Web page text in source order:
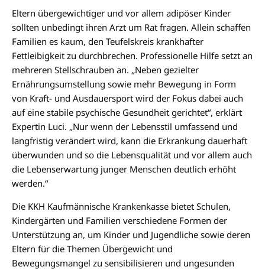
Eltern übergewichtiger und vor allem adipöser Kinder
sollten unbedingt ihren Arzt um Rat fragen. Allein schaffen
Familien es kaum, den Teufelskreis krankhafter
Fettleibigkeit zu durchbrechen. Professionelle Hilfe setzt an
mehreren Stellschrauben an. „Neben gezielter
Ernährungsumstellung sowie mehr Bewegung in Form
von Kraft- und Ausdauersport wird der Fokus dabei auch
auf eine stabile psychische Gesundheit gerichtet“, erklärt
Expertin Luci. „Nur wenn der Lebensstil umfassend und
langfristig verändert wird, kann die Erkrankung dauerhaft
überwunden und so die Lebensqualität und vor allem auch
die Lebenserwartung junger Menschen deutlich erhöht
werden.“
Die KKH Kaufmännische Krankenkasse bietet Schulen,
Kindergärten und Familien verschiedene Formen der
Unterstützung an, um Kinder und Jugendliche sowie deren
Eltern für die Themen Übergewicht und
Bewegungsmangel zu sensibilisieren und ungesunden